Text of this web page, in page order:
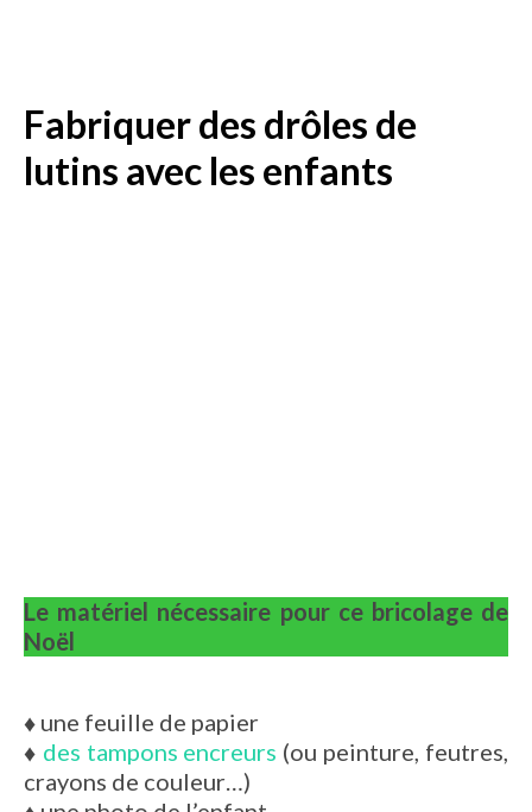
Fabriquer des drôles de
lutins avec les enfants
Le matériel nécessaire pour ce bricolage de
Noël
♦ une feuille de papier
♦ des tampons encreurs (ou peinture, feutres,
crayons de couleur…)